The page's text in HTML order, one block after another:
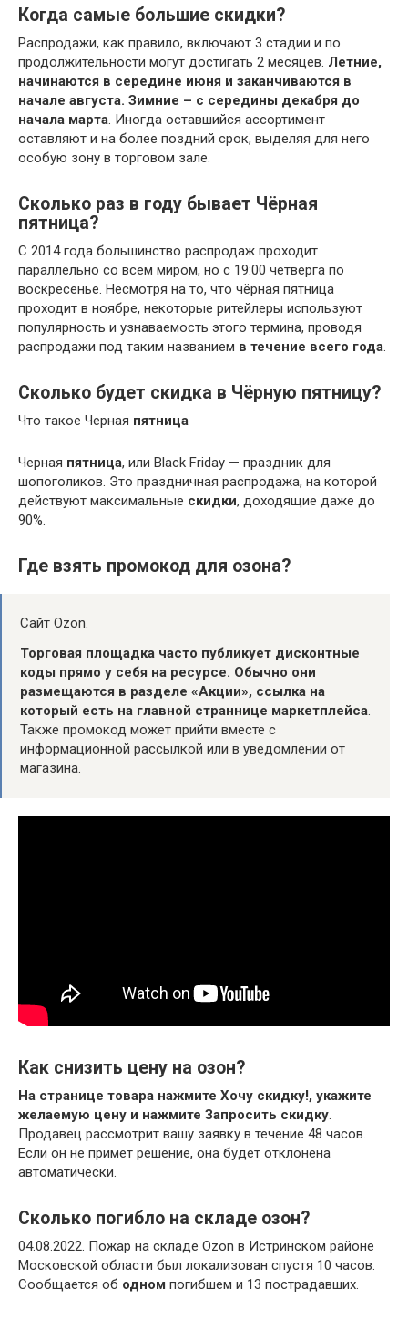
Когда самые большие скидки?
Распродажи, как правило, включают 3 стадии и по
продолжительности могут достигать 2 месяцев. Летние,
начинаются в середине июня и заканчиваются в
начале августа. Зимние – с середины декабря до
начала марта. Иногда оставшийся ассортимент
оставляют и на более поздний срок, выделяя для него
особую зону в торговом зале.
Сколько раз в году бывает Чёрная
пятница?
С 2014 года большинство распродаж проходит
параллельно со всем миром, но с 19:00 четверга по
воскресенье. Несмотря на то, что чёрная пятница
проходит в ноябре, некоторые ритейлеры используют
популярность и узнаваемость этого термина, проводя
распродажи под таким названием в течение всего года.
Сколько будет скидка в Чёрную пятницу?
Что такое Черная пятница
Черная пятница, или Black Friday — праздник для
шопоголиков. Это праздничная распродажа, на которой
действуют максимальные скидки, доходящие даже до
90%.
Где взять промокод для озона?
Сайт Ozon.
Торговая площадка часто публикует дисконтные
коды прямо у себя на ресурсе. Обычно они
размещаются в разделе «Акции», ссылка на
который есть на главной страннице маркетплейса.
Также промокод может прийти вместе с
информационной рассылкой или в уведомлении от
магазина.
Как снизить цену на озон?
На странице товара нажмите Хочу скидку!, укажите
желаемую цену и нажмите Запросить скидку.
Продавец рассмотрит вашу заявку в течение 48 часов.
Если он не примет решение, она будет отклонена
автоматически.
Сколько погибло на складе озон?
04.08.2022. Пожар на складе Ozon в Истринском районе
Московской области был локализован спустя 10 часов.
Сообщается об одном погибшем и 13 пострадавших.